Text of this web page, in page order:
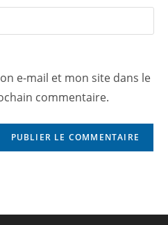
e-mail et mon site dans le
commentaire.